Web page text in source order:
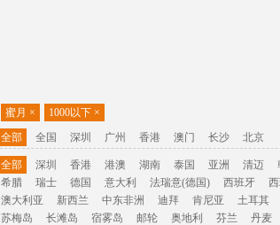
蜜月 × 1000以下 ×
全部 全国 深圳 广州 香港 澳门 长沙 北京
全部 深圳 香港 港澳 湖南 泰国 亚洲 清迈
希腊
瑞士 德国 意大利 法瑞意(德国) 西班牙
澳大利亚
新西兰 中东非洲 迪拜 肯尼亚 土耳其
苏梅岛
长滩岛 宿雾岛 邮轮 奥地利 芬兰 丹麦